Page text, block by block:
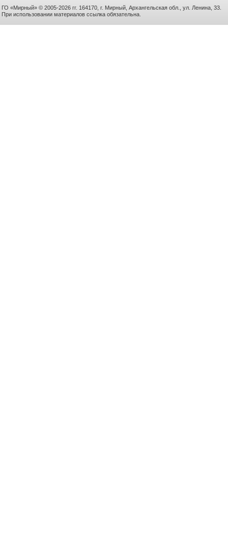
ГО «Мирный» © 2005-2026 гг. 164170, г. Мирный, Архангельская обл., ул. Ленина, 33.
При использовании материалов ссылка обязательна.